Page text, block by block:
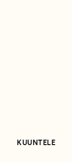
KUUNTELE